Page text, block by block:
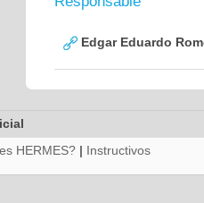
Edgar Eduardo
HERMES? | Instructivos